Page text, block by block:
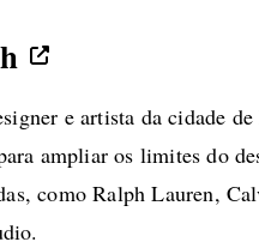
e artista da cidade
ampliar os limites do
como Ralph Lauren,